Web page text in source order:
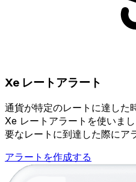
Xe レートアラート
通貨が特定のレートに達した
Xe レートアラートを使いま
要なレートに到達した際にア
アラートを作成する